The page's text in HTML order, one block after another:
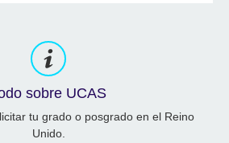
sobre UCAS
tu grado o posgrado en el Reino
Unido.